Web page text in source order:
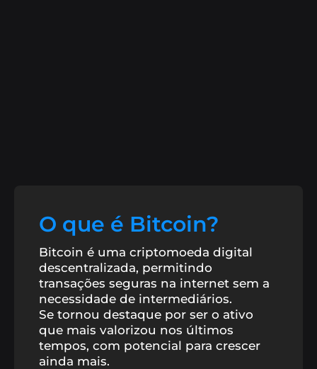
Cobrar com Cripto Receba pagamentos em
criptoativos com conversão automática para reais.
使用您的加密資產支付水費、電費、稅金等。.
B8包 透過包含趨勢資產的籃子實現投資多元化.
O que é Bitcoin?
Bitcoin é uma criptomoeda digital
descentralizada, permitindo
transações seguras na internet sem a
necessidade de intermediários.
Se tornou destaque por ser o ativo
que mais valorizou nos últimos
tempos, com potencial para crescer
ainda mais.